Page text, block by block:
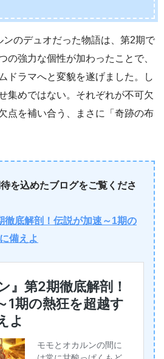
のデュオだった物語は、第2期で
の強力な個性が加わったことで、
ドラマへと変貌を遂げました。し
集めではない。それぞれが不可欠
点を補い合う、まさに「奇跡の布
を込めたブログをご覧くださ
徹底解剖！伝説が加速～1期の
備えよ